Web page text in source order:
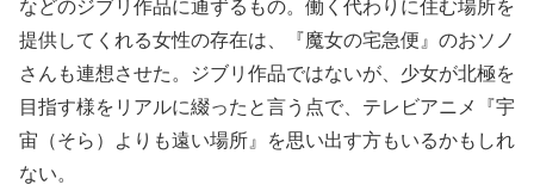
などのジブリ作品に通ずるもの。働く代わりに住む場所を
提供してくれる女性の存在は、『魔女の宅急便』のおソノ
さんも連想させた。ジブリ作品ではないが、少女が北極を
目指す様をリアルに綴ったと言う点で、テレビアニメ『宇
宙（そら）よりも遠い場所』を思い出す方もいるかもしれ
ない。